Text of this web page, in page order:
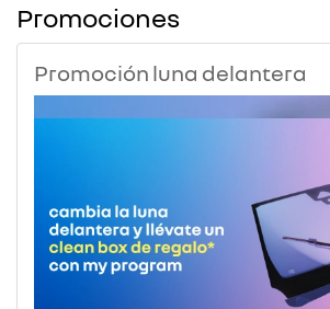
Promociones
Promoción luna delantera